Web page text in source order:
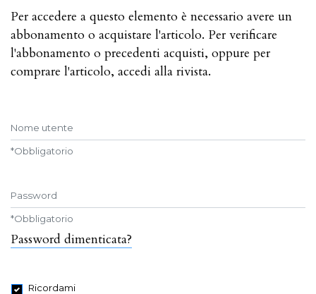
Per accedere a questo elemento è necessario avere un
abbonamento o acquistare l'articolo. Per verificare
l'abbonamento o precedenti acquisti, oppure per
comprare l'articolo, accedi alla rivista.
*Obbligatorio
Password
*Obbligatorio
Password dimenticata?
Ricordami